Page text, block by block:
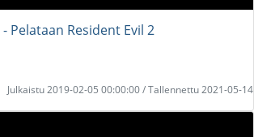
- Pelataan Resident Evil 2
Julkaistu 2019-02-05 00:00:00 / Tallennettu 2021-05-14